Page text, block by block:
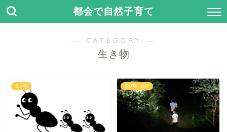
都会で自然子育て
― CATEGORY ―
生き物
生き物 遊び場・旅行